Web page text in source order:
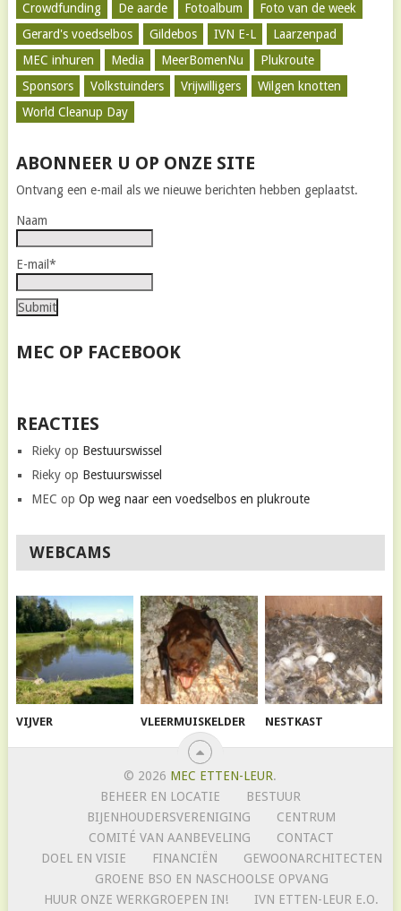
Crowdfunding
De aarde Fotoalbum
Foto van de week
Gerard's voedselbos
Gildebos IVN E-L
Laarzenpad
MEC inhuren
Media MeerBomenNu
Plukroute
Sponsors
Volkstuinders Vrijwilligers
Wilgen knotten
World Cleanup Day
ABONNEER U OP ONZE SITE
Ontvang een e-mail als we nieuwe berichten hebben geplaatst.
Naam
E-mail*
MEC OP FACEBOOK
REACTIES
Riekyop Bestuurswissel
Riekyop Bestuurswissel
MEC op Op weg naar een voedselbos en plukroute
WEBCAMS
VIJVER VLEERMUISKELDER NESTKAST
© 2026 MEC ETTEN-LEUR.
BEHEER EN LOCATIE
BESTUUR
BIJENHOUDERSVERENIGING
CENTRUM
COMITÉ VAN AANBEVELING
CONTACT
DOEL EN VISIE
FINANCIËN
GEWOONARCHITECTEN
GROENE BSO EN NASCHOOLSE OPVANG
HUUR ONZE WERKGROEPEN IN!
IVN ETTEN-LEUR E.O.